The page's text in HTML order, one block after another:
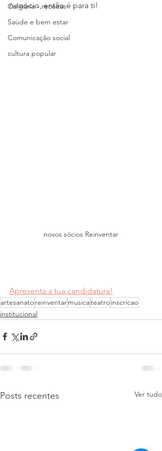
Culinária - receitas
Saúde e bem estar
Comunicação social
cultura popular
negócio, então é para ti!
novos sócios Reinventar
Apresenta a tua candidatura!
artesanatoreinventarmusicateatroinscricao
institucional
Posts recentes Ver tudo